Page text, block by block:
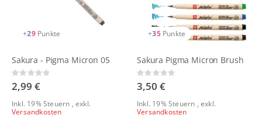
+29 Punkte
Sakura - Pigma Micron 05
Rating:
0%
2,99 €
Inkl. 19% Steuern ,exkl.
Versandkosten
+35 Punkte
Sakura Pigma Micron Brush
Rating:
0%
3,50 €
Inkl. 19% Steuern ,exkl.
Versandkosten